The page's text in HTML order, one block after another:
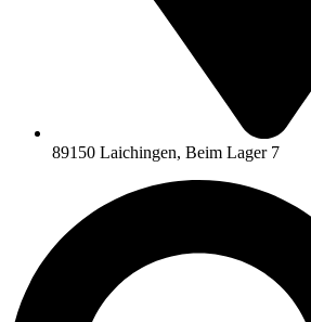
89150 Laichingen, Beim Lager 7